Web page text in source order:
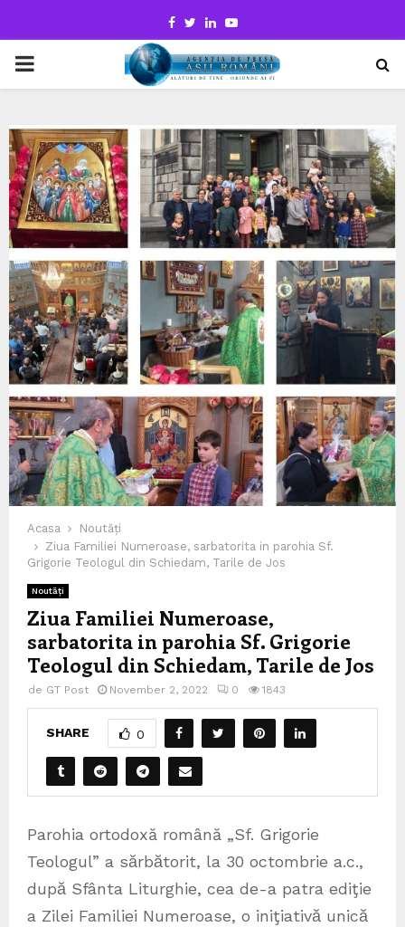
Facebook
TwitterLinkedinYoutube
PRIMARY
Acasa
Noutăți
Ziua Familiei Numeroase, sarbatorita in parohia Sf.
Grigorie Teologul din Schiedam, Tarile de Jos
Noutăți
Ziua Familiei Numeroase,
sarbatorita in parohia Sf. Grigorie
Teologul din Schiedam, Tarile de Jos
de GT Post November 2, 2022 0 1843
SHARE 0
Parohia ortodoxă română „Sf. Grigorie
Teologul” a sӑrbӑtorit, la 30 octombrie a.c.,
dupӑ Sfânta Liturghie, cea de-a patra ediţie
a Zilei Familiei Numeroase, o iniţiativӑ unicӑ